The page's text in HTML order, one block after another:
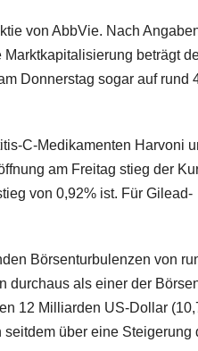
von AbbVie. Nach
beträgt
Donnerstag sogar auf rund
C-Medikamenten Harvoni
am Freitag stieg der
von 0,92% ist. Für Gilead-
Börsenturbulenzen von
durchaus als einer der
12 Milliarden US-Dollar
über eine Steigerung